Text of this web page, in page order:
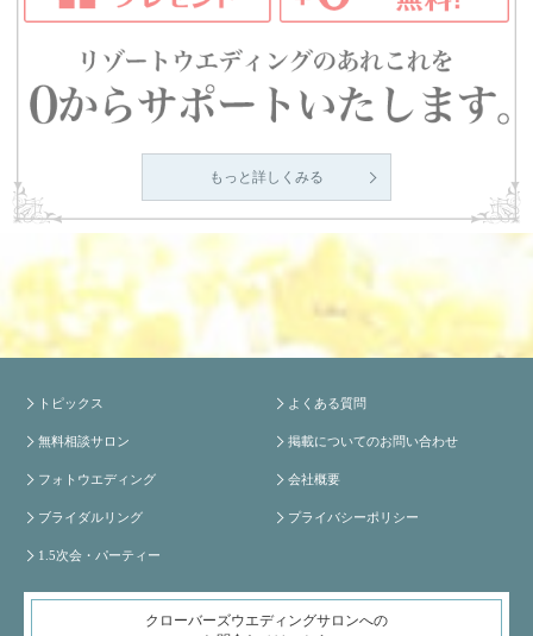
もっと詳しくみる
トピックス
無料相談サロン
フォトウエディング
ブライダルリング
1.5次会・パーティー
よくある質問
掲載についてのお問い合わせ
会社概要
プライバシーポリシー
クローバーズウエディングサロンへの